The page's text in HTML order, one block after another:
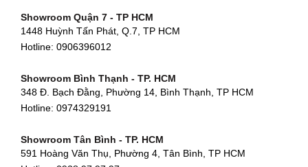
Showroom Quận 7 - TP HCM
1448 Huỳnh Tấn Phát, Q.7, TP HCM
Hotline: 0906396012
Showroom Bình Thạnh - TP. HCM
348 Đ. Bạch Đằng, Phường 14, Bình Thạnh, TP HCM
Hotline: 0974329191
Showroom Tân Bình - TP. HCM
591 Hoàng Văn Thụ, Phường 4, Tân Bình, TP HCM